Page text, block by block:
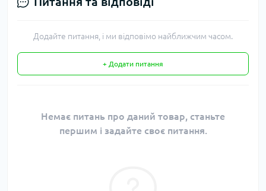
Додайте питання, і ми відповімо найближчим часом.
+ Додати питання
Немає питань про даний товар, станьте
першим і задайте своє питання.